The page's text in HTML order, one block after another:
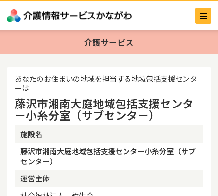
介護サービス
あなたのお住まいの地域を担当する地域包括支援センタ
ーは
藤沢市湘南大庭地域包括支援センタ
ー小糸分室（サブセンター）
施設名
藤沢市湘南大庭地域包括支援センター小糸分室（サブ
センター）
運営主体